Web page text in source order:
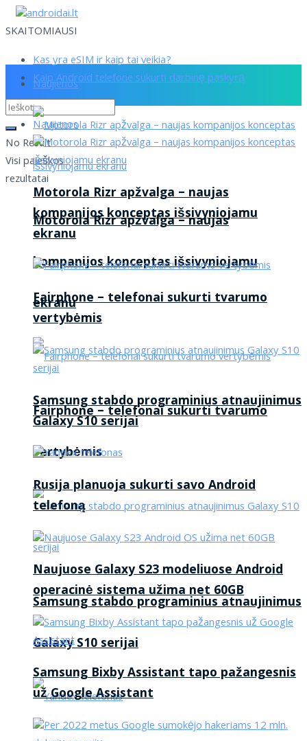
SKAITOMIAUSI
Kas yra eSIM ir kaip tai veikia?
Kaip Android telefone sukurti darbinę paskyrą
No Result
Visi paieškos
rezultatai
Naujienos
Motorola Rizr apžvalga – naujas
kompanijos konceptas išsivyniojamu
ekranu
Fairphone – telefonai sukurti tvarumo
vertybėmis
Samsung stabdo programinius atnaujinimus
Galaxy S10 serijai
Naujienos
Motorola Rizr apžvalga – naujas
kompanijos konceptas išsivyniojamu
ekranu
Fairphone – telefonai sukurti tvarumo
vertybėmis
Samsung stabdo programinius atnaujinimus
Galaxy S10 serijai
Rusija planuoja sukurti savo Android
telefoną
Naujuose Galaxy S23 modeliuose Android
operacinė sistema užima net 60GB
Samsung Bixby Assistant tapo pažangesnis
už Google Assistant